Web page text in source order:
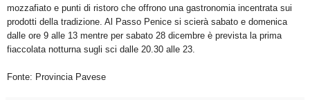
mozzafiato e punti di ristoro che offrono una gastronomia incentrata sui
prodotti della tradizione. Al Passo Penice si scierà sabato e domenica
dalle ore 9 alle 13 mentre per sabato 28 dicembre è prevista la prima
fiaccolata notturna sugli sci dalle 20.30 alle 23.
Fonte: Provincia Pavese